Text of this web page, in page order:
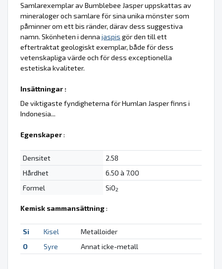
Samlarexemplar av Bumblebee Jasper uppskattas av
mineraloger och samlare för sina unika mönster som
påminner om ett bis ränder, därav dess suggestiva
namn. Skönheten i denna jaspis gör den till ett
eftertraktat geologiskt exemplar, både för dess
vetenskapliga värde och för dess exceptionella
estetiska kvaliteter.
Insättningar :
De viktigaste fyndigheterna för Humlan Jasper finns i
Indonesia...
Egenskaper:
Densitet
2.58
Hårdhet
6.50 à 7.00
Formel
SiO2
Kemisk sammansättning:
Si Kisel
Metalloider
O
Syre Annat icke-metall